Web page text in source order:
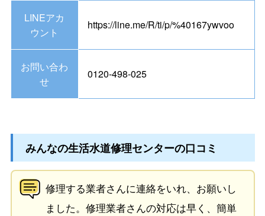
LINEアカ
ウント
https://line.me/R/ti/p/%40167ywvoo
お問い合わ
せ
0120-498-025
みんなの生活水道修理センターの口コミ
修理する業者さんに連絡をいれ、お願いし
ました。修理業者さんの対応は早く、簡単